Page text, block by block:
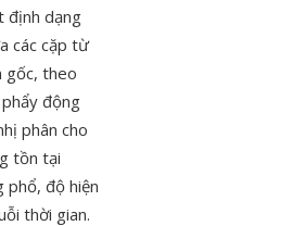
định dạng
các cặp từ
gốc, theo
động
phân cho
tồn tại
phổ, độ hiện
thời gian.